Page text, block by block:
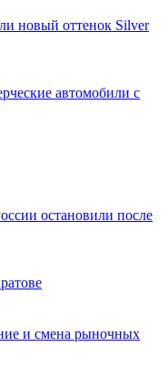
новый оттенок Silver
автомобили с
остановили после
и смена рыночных